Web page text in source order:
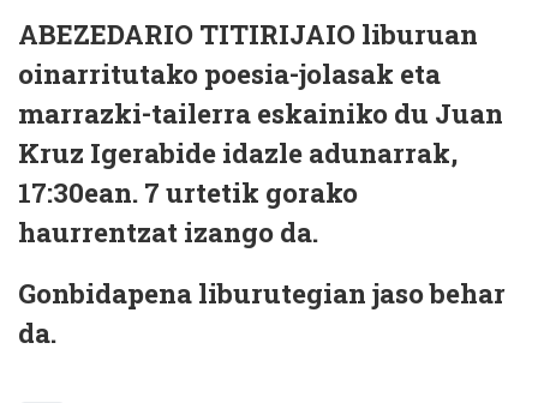
ABEZEDARIO TITIRIJAIO liburuan
oinarritutako poesia-jolasak eta
marrazki-tailerra eskainiko du Juan
Kruz Igerabide idazle adunarrak,
17:30ean. 7 urtetik gorako
haurrentzat izango da.
Gonbidapena liburutegian jaso behar
da.